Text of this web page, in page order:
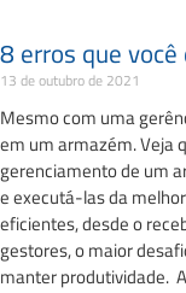
8 erros que
13 de outubro de 2021
Mesmo com uma
em um armazém. Veja
gerenciamento de um
e executá-las da
eficientes, desde o
gestores, o maior
manter produtividade.